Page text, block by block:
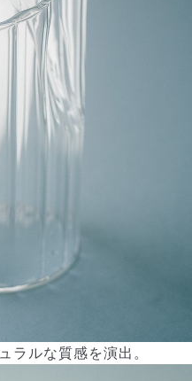
ラルな質感を演出。